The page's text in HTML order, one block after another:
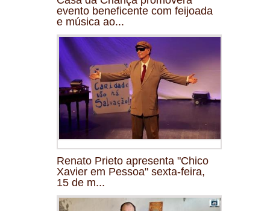
evento beneficente com feijoada
e música ao...
Renato Prieto apresenta "Chico
Xavier em Pessoa" sexta-feira,
15 de m...